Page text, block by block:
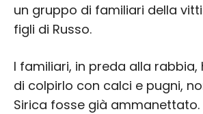
un gruppo di familiari della
figli di Russo.
I familiari, in preda alla
di colpirlo con calci e pugni,
Sirica fosse già ammanettato.